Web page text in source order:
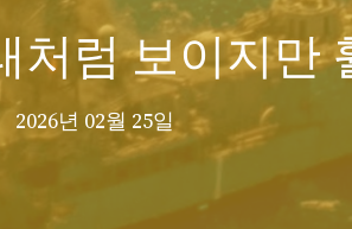
처럼 보이지만
2026년 02월 25일